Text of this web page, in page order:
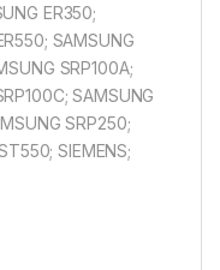
ER350;
SAMSUNG
SRP100A;
SAMSUNG
SRP250;
SIEMENS;